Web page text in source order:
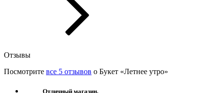
Отзывы
Посмотрите все 5 отзывов о Букет «Летнее утро»
Отличный магазин.